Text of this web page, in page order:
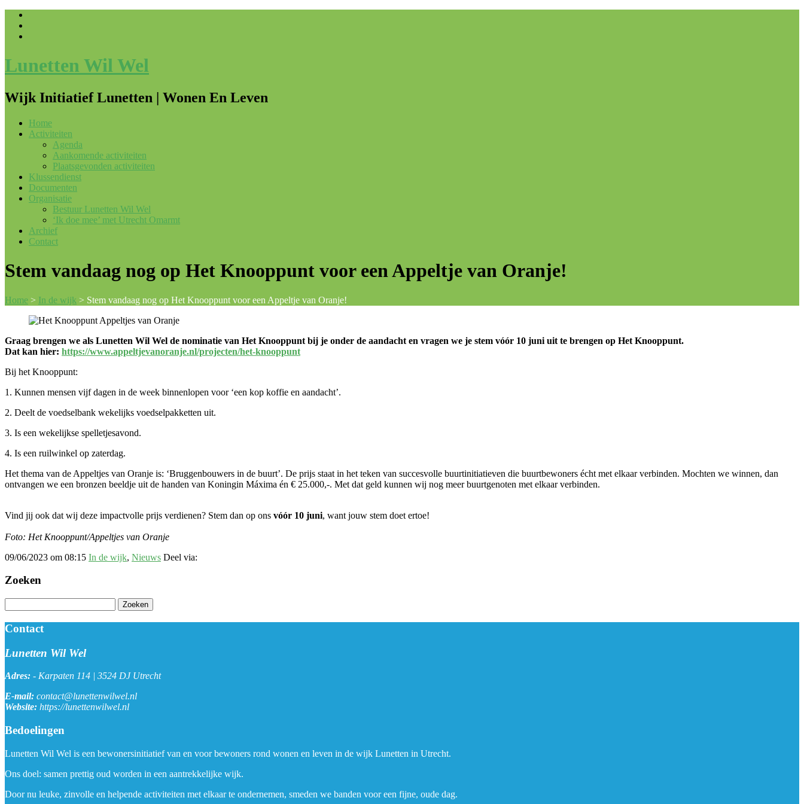
Lunetten Wil Wel
Wijk Initiatief Lunetten | Wonen En Leven
Home
Activiteiten
Agenda
Aankomende activiteiten
Plaatsgevonden activiteiten
Klussendienst
Documenten
Organisatie
Bestuur Lunetten Wil Wel
‘Ik doe mee’ met Utrecht Omarmt
Archief
Contact
Stem vandaag nog op Het Knooppunt voor een Appeltje van Oranje!
Home > In de wijk > Stem vandaag nog op Het Knooppunt voor een Appeltje van Oranje!
Graag brengen we als Lunetten Wil Wel de nominatie van Het Knooppunt bij je onder de aandacht en vragen we je stem vóór 10 juni uit te brengen op Het Knooppunt.
Dat kan hier: https://www.appeltjevanoranje.nl/projecten/het-knooppunt
Bij het Knooppunt:
1. Kunnen mensen vijf dagen in de week binnenlopen voor ‘een kop koffie en aandacht’.
2. Deelt de voedselbank wekelijks voedselpakketten uit.
3. Is een wekelijkse spelletjesavond.
4. Is een ruilwinkel op zaterdag.
Het thema van de Appeltjes van Oranje is: ‘Bruggenbouwers in de buurt’. De prijs staat in het teken van succesvolle buurtinitiatieven die buurtbewoners écht met elkaar verbinden. Mochten we winnen, dan
ontvangen we een bronzen beeldje uit de handen van Koningin Máxima én € 25.000,-. Met dat geld kunnen wij nog meer buurtgenoten met elkaar verbinden.
Vind jij ook dat wij deze impactvolle prijs verdienen? Stem dan op ons vóór 10 juni, want jouw stem doet ertoe!
Foto: Het Knooppunt/Appeltjes van Oranje
09/06/2023 om 08:15 In de wijk, Nieuws Deel via:
Zoeken
naar:
Contact
Lunetten Wil Wel
Adres: - Karpaten 114 | 3524 DJ Utrecht
E-mail: contact@lunettenwilwel.nl
Website: https://lunettenwilwel.nl
Bedoelingen
Lunetten Wil Wel is een bewonersinitiatief van en voor bewoners rond wonen en leven in de wijk Lunetten in Utrecht.
Ons doel: samen prettig oud worden in een aantrekkelijke wijk.
Door nu leuke, zinvolle en helpende activiteiten met elkaar te ondernemen, smeden we banden voor een fijne, oude dag.